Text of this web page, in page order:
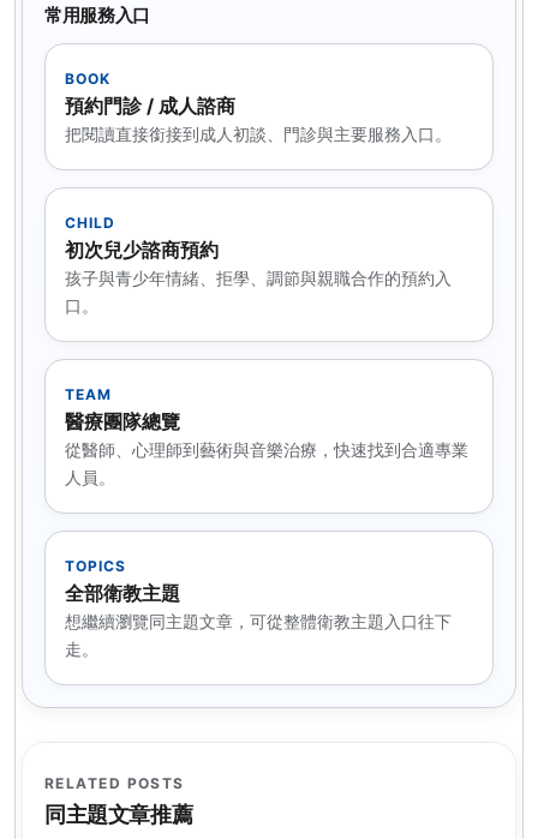
常用服務入口
BOOK
預約門診 / 成人諮商
把閱讀直接銜接到成人初談、門診與主要服務入口。
CHILD
初次兒少諮商預約
孩子與青少年情緒、拒學、調節與親職合作的預約入
口。
TEAM
醫療團隊總覽
從醫師、心理師到藝術與音樂治療，快速找到合適專業
人員。
TOPICS
全部衛教主題
想繼續瀏覽同主題文章，可從整體衛教主題入口往下
走。
RELATED POSTS
同主題文章推薦